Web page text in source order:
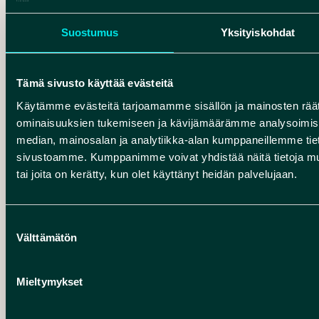
Suostumus Yksityiskohdat
Tämä sivusto käyttää evästeitä
Käytämme evästeitä tarjoamamme sisällön ja mainosten
ominaisuuksien tukemiseen ja kävijämäärämme
median, mainosalan ja analytiikka-alan kumppaneillemme
sivustoamme. Kumppanimme voivat yhdistää näitä tietoja
tai joita on kerätty, kun olet käyttänyt heidän palvelujaan.
valinta
Välttämätön
Mieltymykset
Geoparkeissa tulee olla geotieteilijä, joka vastaa
ympäristötiedon tuottamisesta ja jakamisesta.
Rokua Geoparkissa ympäristökasvattajana ja
geotieteilijänä toimii Mikko Kiuttu. Mikko on
koulutukseltaan maantieteen ja biologian
aineenopettaja, mutta hän on tehnyt myös
elottoman luonnon monimuotoisuuteen liittyvää
tutkimusta sekä suorittanut esimerkiksi
ympäristönsuojelun opintokokonaisuuden ja
hän usein suunnittelee ja toisinaan myös
yhdessä opettajien kanssa, ja käy myös eri
ihmeellisestä ympäristöstä.